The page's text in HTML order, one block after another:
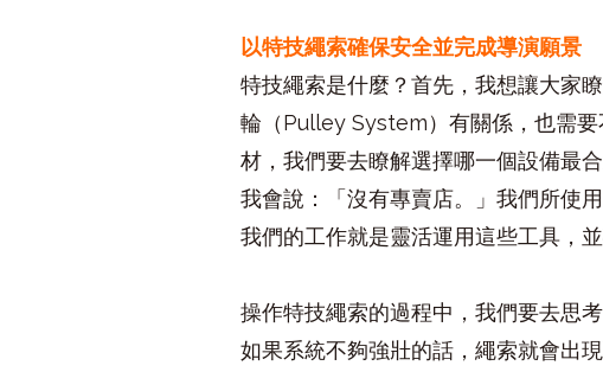
以特技繩索確保安全並完成導演願景
特技繩索是什麼？首先，我想讓大家
輪（Pulley System）有關係，也需
材，我們要去瞭解選擇哪一個設備最
我會說：「沒有專賣店。」我們所使
我們的工作就是靈活運用這些工具，
操作特技繩索的過程中，我們要去思
如果系統不夠強壯的話，繩索就會出